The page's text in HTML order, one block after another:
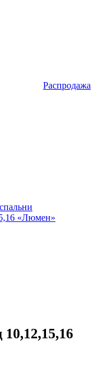
Распродажа
«Люмен»